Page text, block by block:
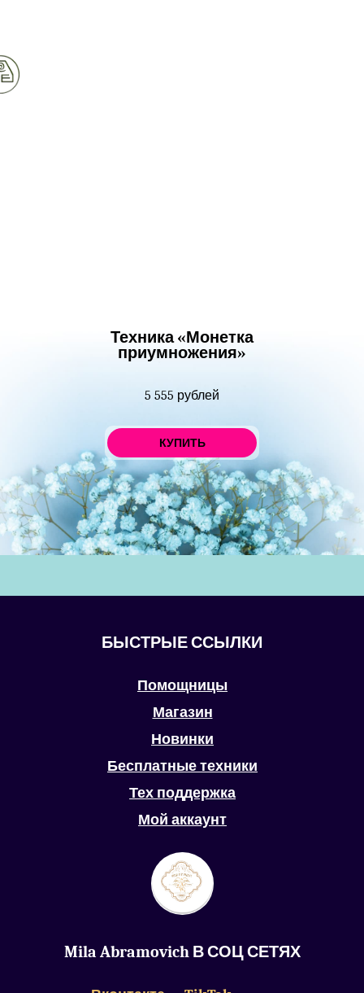
Техника «Монетка
приумножения»
КУПИТЬ
5 555 рублей
БЫСТРЫЕ ССЫЛКИ
Mila Abramovich В СОЦ СЕТЯХ
Помощницы
Магазин
Новинки
Тех поддержка
Мой аккаунт
Бесплатные техники